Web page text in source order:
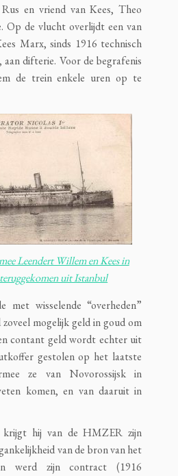
en vriend van Kees, Theo
Op de vlucht overlijdt een van
Marx, sinds 1916 technisch
difterie. Voor de begrafenis
de trein enkele uren op te
Leendert Willem en Kees in
uit Istanbul
met wisselende “overheden”
mogelijk geld in goud om
contant geld wordt echter uit
gestolen op het laatste
ze van Novorossijsk in
komen, en van daaruit in
krijgt hij van de HMZER zijn
van de bron van het
werd zijn contract (1916